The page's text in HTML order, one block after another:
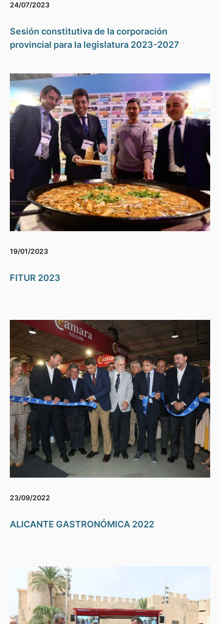
24/07/2023
Sesión constitutiva de la corporación
provincial para la legislatura 2023-2027
19/01/2023
FITUR 2023
23/09/2022
ALICANTE GASTRONÓMICA 2022